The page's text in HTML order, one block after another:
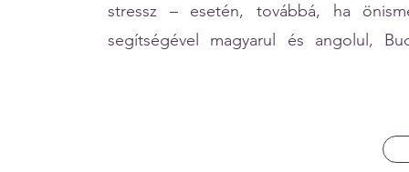
stressz – esetén, továbbá, ha
segítségével magyarul és angolul,